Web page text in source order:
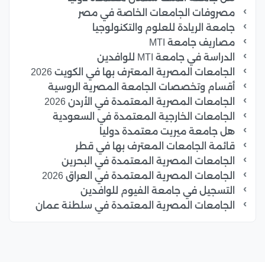
مصروفات الجامعات الخاصة في مصر
جامعة الريادة للعلوم والتكنولوجيا
مصاريف جامعة MTI
الدراسة في جامعة MTI للوافدين
الجامعات المصرية المعترف بها في الكويت 2026
أقسام وتخصصات الجامعة المصرية الروسية
الجامعات المصرية المعتمدة في الأردن 2026
الجامعات الخارجية المعتمدة في السعودية
هل جامعة ميريت معتمدة دوليا
قائمة الجامعات المعترف بها في قطر
الجامعات المصرية المعتمدة في البحرين
الجامعات المصرية المعتمدة في العراق 2026
التسجيل في جامعة الفيوم للوافدين
الجامعات المصرية المعتمدة في سلطنة عمان